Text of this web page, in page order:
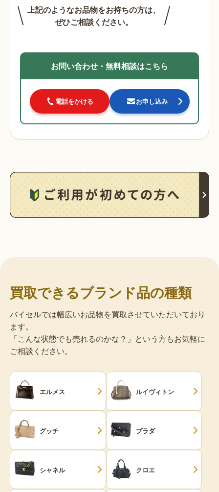
上記のようなお品物をお持ちの方は、
ぜひご相談ください。
お問い合わせ・無料相談はこちら
電話をかける お申し込み
買取できるブランド品の種類
バイセルでは幅広いお品物を買取させていただいており
ます。
「こんな状態でも売れるのかな？」という方もお気軽に
ご相談ください。
エルメス ルイヴィトン
グッチ プラダ
シャネル クロエ